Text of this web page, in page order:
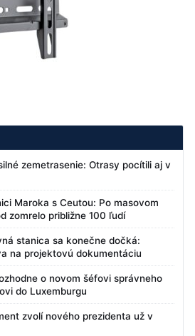
zemetrasenie: Otrasy pocítili aj v
Maroka s Ceutou: Po masovom
zomrelo približne 100 ľudí
stanica sa konečne dočká:
na projektovú dokumentáciu
o novom šéfovi správneho
do Luxemburgu
zvolí nového prezidenta už v